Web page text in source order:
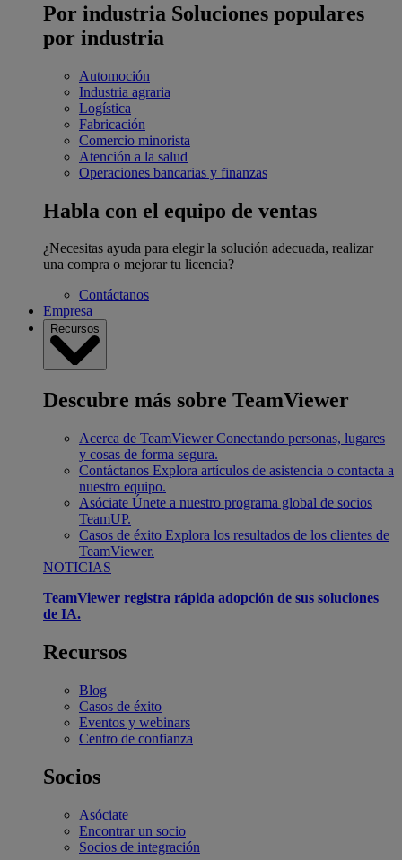
Por industria Soluciones populares
por industria
Automoción
Industria agraria
Logística
Fabricación
Comercio minorista
Atención a la salud
Operaciones bancarias y finanzas
Habla con el equipo de ventas
¿Necesitas ayuda para elegir la solución adecuada, realizar
una compra o mejorar tu licencia?
Contáctanos
Empresa
Recursos
Descubre más sobre TeamViewer
Acerca de TeamViewer Conectando personas, lugares
y cosas de forma segura.
Contáctanos Explora artículos de asistencia o contacta a
nuestro equipo.
Asóciate Únete a nuestro programa global de socios
TeamUP.
Casos de éxito Explora los resultados de los clientes de
TeamViewer.
NOTICIAS
TeamViewer registra rápida adopción de sus soluciones
de IA.
Recursos
Blog
Casos de éxito
Eventos y webinars
Centro de confianza
Socios
Asóciate
Encontrar un socio
Socios de integración